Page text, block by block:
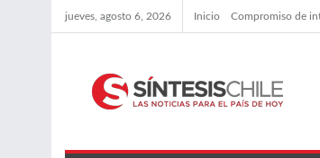
jueves, agosto 6, 2026 Inicio Compromiso de